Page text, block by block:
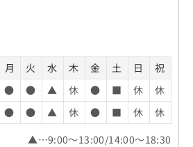
月 火 水 木 金 土 日
祝
● ● ▲ 休 ● ■ 休
休
● ● ▲ 休 ● ■ 休
休
▲…9:00～13:00/14:00～18:30